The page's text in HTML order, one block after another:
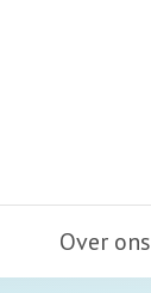
Over ons